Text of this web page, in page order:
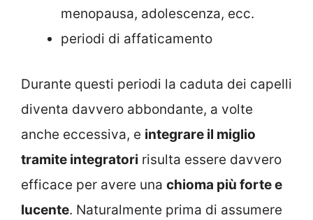
menopausa, adolescenza, ecc.
periodi di affaticamento
Durante questi periodi la caduta dei capelli
diventa davvero abbondante, a volte
anche eccessiva, e integrare il miglio
tramite integratori risulta essere davvero
efficace per avere una chioma più forte e
lucente. Naturalmente prima di assumere